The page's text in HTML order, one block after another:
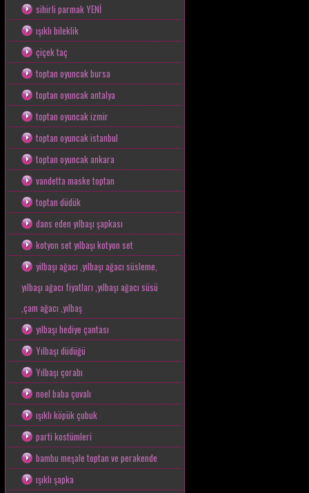
sihirli parmak YENİ
ışıklı bileklik
çiçek taç
toptan oyuncak bursa
toptan oyuncak antalya
toptan oyuncak izmir
toptan oyuncak istanbul
toptan oyuncak ankara
vandetta maske toptan
toptan düdük
dans eden yılbaşı şapkası
kotyon set yılbaşı kotyon set
yilbaşı ağacı ,yılbaşı ağacı süsleme,
yılbaşı ağacı fiyatları ,yılbaşı ağacı süsü
,çam ağacı ,yılbaş
yılbaşı hediye çantası
Yılbaşı düdüğü
Yılbaşı çorabı
noel baba çuvalı
ışıklı köpük çubuk
parti kostümleri
bambu meşale toptan ve perakende
ışıklı şapka